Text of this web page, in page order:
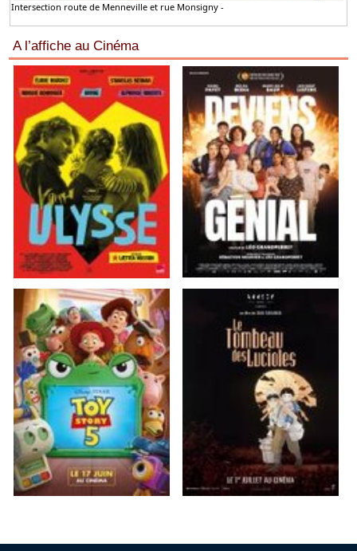
Intersection route de Menneville et rue Monsigny -
A l’affiche au Cinéma